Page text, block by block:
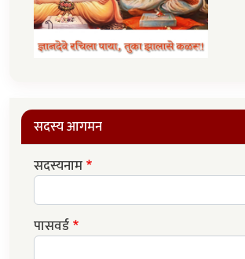
सदस्य आगमन
सदस्यनाम
पासवर्ड